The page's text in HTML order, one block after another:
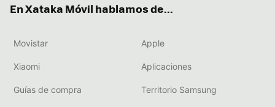
En Xataka Móvil hablamos de...
Movistar Apple
Xiaomi Aplicaciones
Guías de compra Territorio Samsung